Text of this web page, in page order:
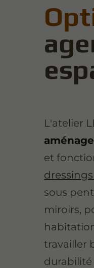
L'atelier
et
sous
miroirs,
travailler
durabilité